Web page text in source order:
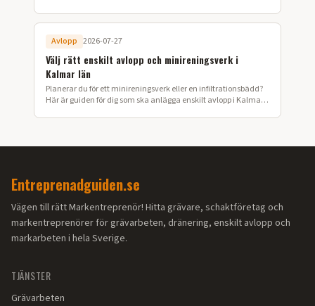
Avlopp 2026-07-27
Välj rätt enskilt avlopp och minireningsverk i
Kalmar län
Planerar du för ett minireningsverk eller en infiltrationsbädd?
Här är guiden för dig som ska anlägga enskilt avlopp i Kalmar
Entreprenadguiden.se
Vägen till rätt Markentreprenör! Hitta grävare, schaktföretag och
markentreprenörer för grävarbeten, dränering, enskilt avlopp och
markarbeten i hela Sverige.
TJÄNSTER
Grävarbeten